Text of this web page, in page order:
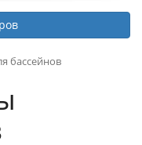
бассейнов